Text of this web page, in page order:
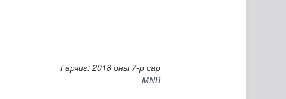
Гарчиг: 2018 оны 7-р сар
MNB